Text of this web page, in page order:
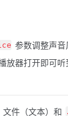
参数调整声音
放器打开即可听
文件（文本）和